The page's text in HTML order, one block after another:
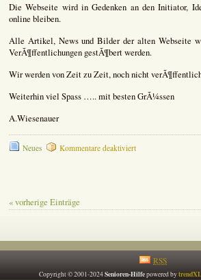
Die Webseite wird in Gedenken an den Initiator,
online bleiben.
Alle Artikel, News und Bilder der alten Webseite
VerÃ¶ffentlichungen gestÃ¶bert werden.
Wir werden von Zeit zu Zeit, noch nicht
Weiterhin viel Spass ….. mit besten GrÃ¼ssen
A.Wiesenauer
Neues Kommentare deaktiviertfür
Gedenken
« vorherige Einträge
RSS
Copyright © 2001-2024Senioren-Hilfepowered bytrendXL